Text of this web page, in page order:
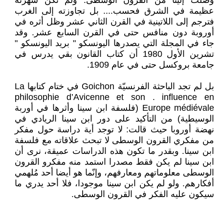
عظيمة في الشرق فحسب.... بل تجاوزته إلى الغرب
فترجم إلى اللاتينية في القرن الثاني عشر وظل أثره في
أوروبة دون منافس حتى في القرن السابع عشر. وقد
جاء في المجلة التي يصدرها اليونسكو " بريد اليونسكو "
تشرين الأول 1980 أن كتاب القانون بقي يدرس في
جامعة بروكسل حتى في عام 1909.
بل لم تجد الباحثة الفرنسيّة Goichon في ختام كتابها La
philosophie d’Avicenne et son . influence en
Europe médiévale (فلسفة ابن سينا وأثرها في أوربة
الوسيطية) من التأكيد على دور ابن سينا الريادي في
نهضة أوروبا حيث قالت: لا توجد أية دراسة حول مفكر
من مفكري القرون الوسطى لا تبحث علاقاته مع فلسفة
ابن سينا. وبقدر ما تكون هذه الدراسات عميقة، نرى أن
ابن سينا لم يكن فقط مصدرا استمد منه مفكرو القرون
الوسطى معلوماتهم ومعارفهم، وإنّما هو أيضا أحد مُلهمي
أفكارهم. ولو لم يكن ابن سينا موجودا، فلا أحد يدري ما
سيكون عليه الفكر في القرون الوسطى.